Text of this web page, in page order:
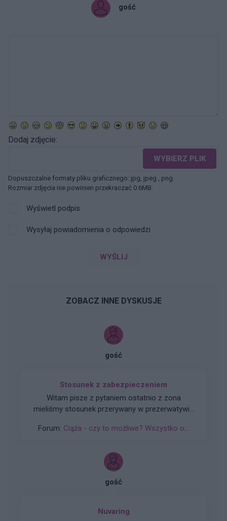
gość
Dodaj zdjęcie:
WYBIERZ PLIK
Dopuszczalne formaty pliku graficznego: jpg, jpeg , png.
Rozmiar zdjęcia nie powinien przekraczać 0.6MB.
Wyświetl podpis
Wysyłaj powiadomienia o odpowiedzi
WYŚLIJ
ZOBACZ INNE DYSKUSJE
gość
Stosunek z zabezpieczeniem
Witam pisze z pytaniem ostatnio z zona
mieliśmy stosunek przerywany w prezerwatywie
+-3 dni i teraz niby 16 04 powinna być ale się
Forum: Ciąża - czy to możliwe? Wszystko o...
gość
Nuvaring